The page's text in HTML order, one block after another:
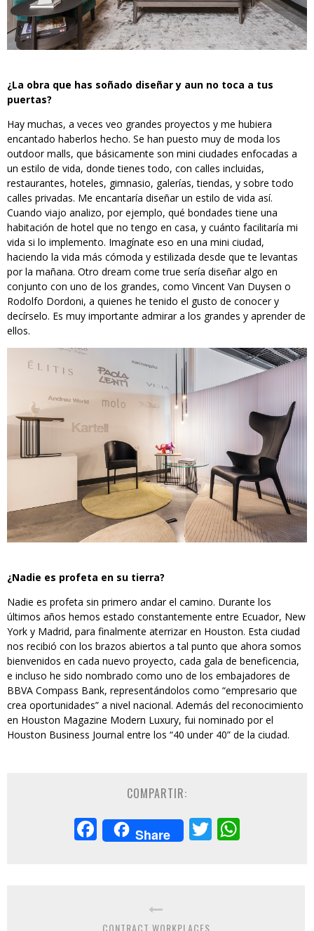
¿La obra que has soñado diseñar y aun no toca a tus
puertas?
Hay muchas, a veces veo grandes proyectos y me hubiera
encantado haberlos hecho. Se han puesto muy de moda los
outdoor malls, que básicamente son mini ciudades enfocadas a
un estilo de vida, donde tienes todo, con calles incluidas,
restaurantes, hoteles, gimnasio, galerías, tiendas, y sobre todo
calles privadas. Me encantaría diseñar un estilo de vida así.
Cuando viajo analizo, por ejemplo, qué bondades tiene una
habitación de hotel que no tengo en casa, y cuánto facilitaría mi
vida si lo implemento. Imagínate eso en una mini ciudad,
haciendo la vida más cómoda y estilizada desde que te levantas
por la mañana. Otro dream come true sería diseñar algo en
conjunto con uno de los grandes, como Vincent Van Duysen o
Rodolfo Dordoni, a quienes he tenido el gusto de conocer y
decírselo. Es muy importante admirar a los grandes y aprender de
ellos.
¿Nadie es profeta en su tierra?
Nadie es profeta sin primero andar el camino. Durante los
últimos años hemos estado constantemente entre Ecuador, New
York y Madrid, para finalmente aterrizar en Houston. Esta ciudad
nos recibió con los brazos abiertos a tal punto que ahora somos
bienvenidos en cada nuevo proyecto, cada gala de beneficencia,
e incluso he sido nombrado como uno de los embajadores de
BBVA Compass Bank, representándolos como “empresario que
crea oportunidades” a nivel nacional. Además del reconocimiento
en Houston Magazine Modern Luxury, fui nominado por el
Houston Business Journal entre los “40 under 40” de la ciudad.
COMPARTIR:
Facebook
Share Twitter
CONTRACT WORKPLACES